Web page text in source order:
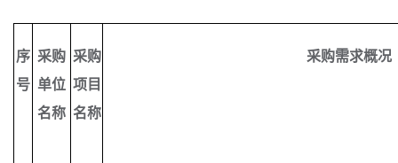
序
号
采购
单位
名称
采购
项目
名称
采购需求概况